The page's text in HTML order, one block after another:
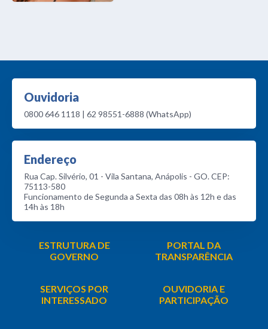
Ouvidoria
0800 646 1118 | 62 98551-6888 (WhatsApp)
Endereço
Rua Cap. Silvério, 01 - Vila Santana, Anápolis - GO. CEP:
75113-580
Funcionamento de Segunda a Sexta das 08h às 12h e das
14h às 18h
ESTRUTURA DE
GOVERNO
PORTAL DA
TRANSPARÊNCIA
SERVIÇOS POR
INTERESSADO
OUVIDORIA E
PARTICIPAÇÃO